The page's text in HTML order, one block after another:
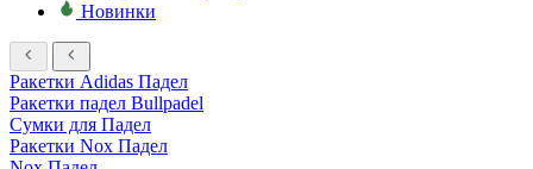
Новинки
Ракетки Adidas Падел
Ракетки падел Bullpadel
Сумки для Падел
Ракетки Nox Падел